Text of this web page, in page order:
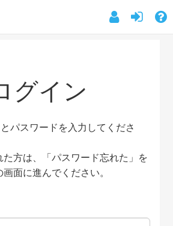
グイン
パスワードを入力してくださ
た方は、「パスワード忘れた」を
面に進んでください。